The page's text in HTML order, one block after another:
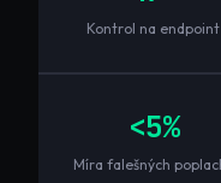
Kontrol na endpoint
<5%
Míra falešných